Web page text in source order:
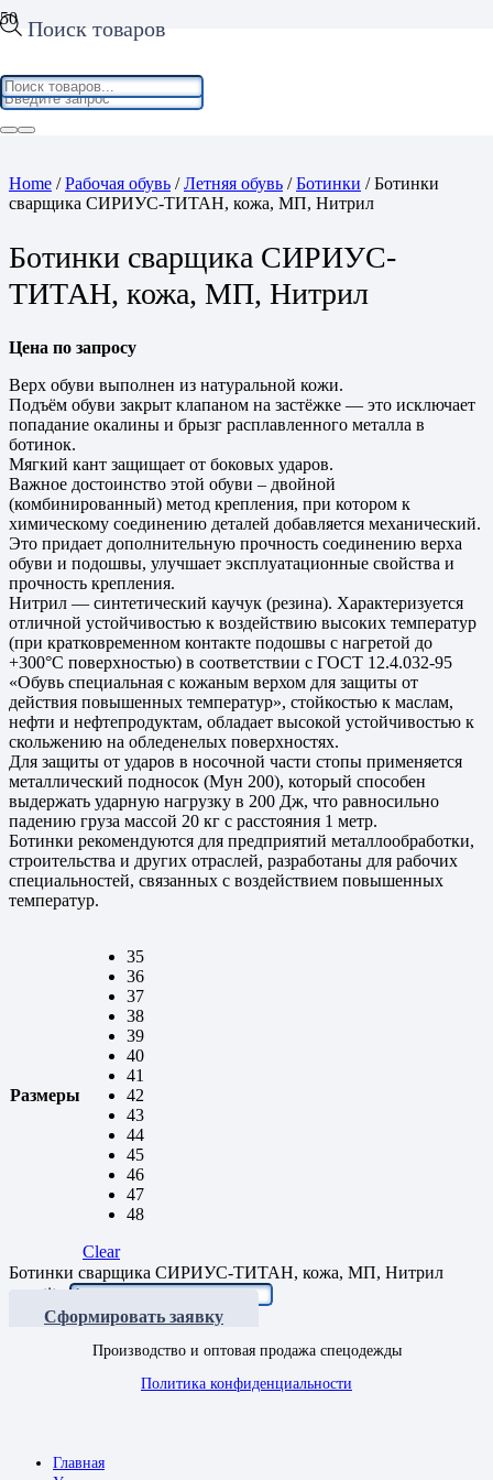
Поиск товаров
Home /Рабочая обувь /Летняя обувь /Ботинки / Ботинки
сварщика СИРИУС-ТИТАН, кожа, МП, Нитрил
Ботинки сварщика СИРИУС-
ТИТАН, кожа, МП, Нитрил
Цена по запросу
Верх обуви выполнен из натуральной кожи.
Подъём обуви закрыт клапаном на застёжке — это исключает
попадание окалины и брызг расплавленного металла в
ботинок.
Мягкий кант защищает от боковых ударов.
Важное достоинство этой обуви – двойной
(комбинированный) метод крепления, при котором к
химическому соединению деталей добавляется механический.
Это придает дополнительную прочность соединению верха
обуви и подошвы, улучшает эксплуатационные свойства и
прочность крепления.
Нитрил — синтетический каучук (резина). Характеризуется
отличной устойчивостью к воздействию высоких температур
(при кратковременном контакте подошвы с нагретой до
+300°С поверхностью) в соответствии с ГОСТ 12.4.032-95
«Обувь специальная с кожаным верхом для защиты от
действия повышенных температур», стойкостью к маслам,
нефти и нефтепродуктам, обладает высокой устойчивостью к
скольжению на обледенелых поверхностях.
Для защиты от ударов в носочной части стопы применяется
металлический подносок (Мун 200), который способен
выдержать ударную нагрузку в 200 Дж, что равносильно
падению груза массой 20 кг с расстояния 1 метр.
Ботинки рекомендуются для предприятий металлообработки,
строительства и других отраслей, разработаны для рабочих
специальностей, связанных с воздействием повышенных
температур.
Размеры
35
36
37
38
39
40
41
42
43
44
45
46
47
48
Clear
Ботинки сварщика СИРИУС-ТИТАН, кожа, МП, Нитрил
quantity
Сформировать заявку
Производство и оптовая продажа спецодежды
Политика конфиденциальности
Главная